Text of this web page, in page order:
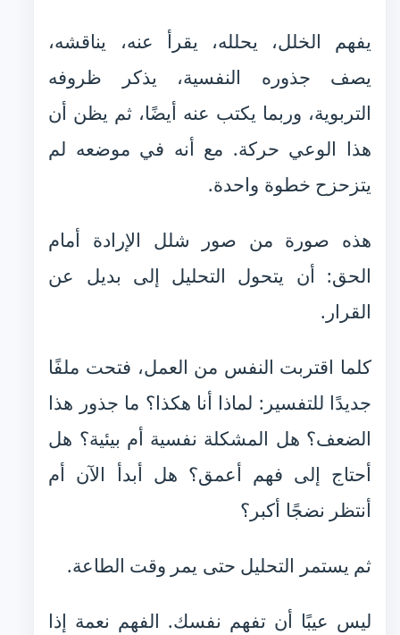
يفهم الخلل، يحلله، يقرأ عنه، يناقشه،
يصف جذوره النفسية، يذكر ظروفه
التربوية، وربما يكتب عنه أيضًا، ثم يظن أن
هذا الوعي حركة. مع أنه في موضعه لم
يتزحزح خطوة واحدة.
هذه صورة من صور شلل الإرادة أمام
الحق: أن يتحول التحليل إلى بديل عن
القرار.
كلما اقتربت النفس من العمل، فتحت ملفًا
جديدًا للتفسير: لماذا أنا هكذا؟ ما جذور هذا
الضعف؟ هل المشكلة نفسية أم بيئية؟ هل
أحتاج إلى فهم أعمق؟ هل أبدأ الآن أم
أنتظر نضجًا أكبر؟
ثم يستمر التحليل حتى يمر وقت الطاعة.
ليس عيبًا أن تفهم نفسك. الفهم نعمة إذا